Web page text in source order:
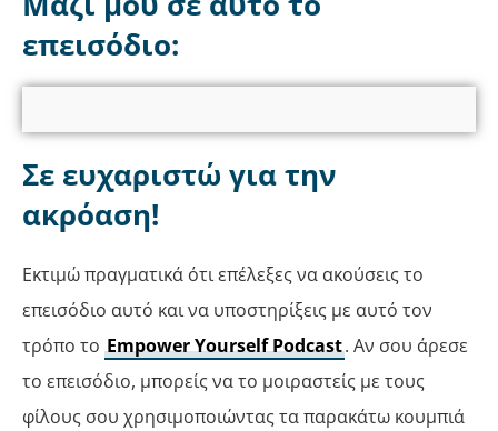
επεισόδιο:
Σε ευχαριστώ για την
ακρόαση!
Εκτιμώ πραγματικά ότι επέλεξες να ακούσεις το
επεισόδιο αυτό και να υποστηρίξεις με αυτό τον
τρόπο το Empower Yourself Podcast. Αν σου άρεσε
το επεισόδιο, μπορείς να το μοιραστείς με τους
φίλους σου χρησιμοποιώντας τα παρακάτω κουμπιά